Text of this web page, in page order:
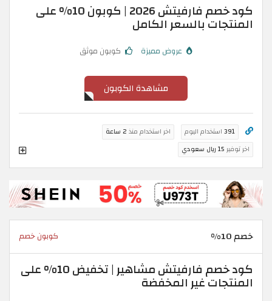
كود خصم فارفيتش 2026 | كوبون 10% على
المنتجات بالسعر الكامل
عروض مميزة كوبون موثق
مشاهدة الكوبون
391 استخدام اليوم اخر استخدام منذ 2 ساعة
اخر توفير 15 ريال سعودي
خصم 10% كوبون خصم
كود خصم فارفيتش مشاهير | تخفيض 10% على
المنتجات غير المخفضة